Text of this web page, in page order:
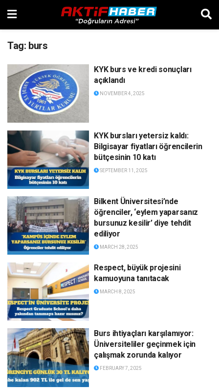
Tag: burs
KYK burs ve kredi sonuçları
açıklandı
NOVEMBER 4, 2025
KYK bursları yetersiz kaldı:
Bilgisayar fiyatları öğrencilerin
bütçesinin 10 katı
SEPTEMBER 11, 2025
Bilkent Üniversitesi’nde
öğrenciler, ‘eylem yaparsanız
bursunuz kesilir’ diye tehdit
ediliyor
MARCH 28, 2025
Respect, büyük projesini
kamuoyuna tanıtacak
MARCH 8, 2025
Burs ihtiyaçları karşılamıyor:
Üniversiteliler geçinmek için
çalışmak zorunda kalıyor
FEBRUARY 7, 2025